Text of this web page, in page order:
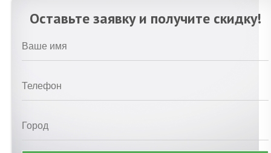
Оставьте заявку и получите скидку!